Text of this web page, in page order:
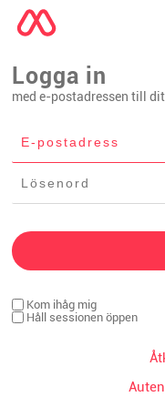
Logga in
med e-postadressen till
Kom ihåg mig
Håll sessionen öppen